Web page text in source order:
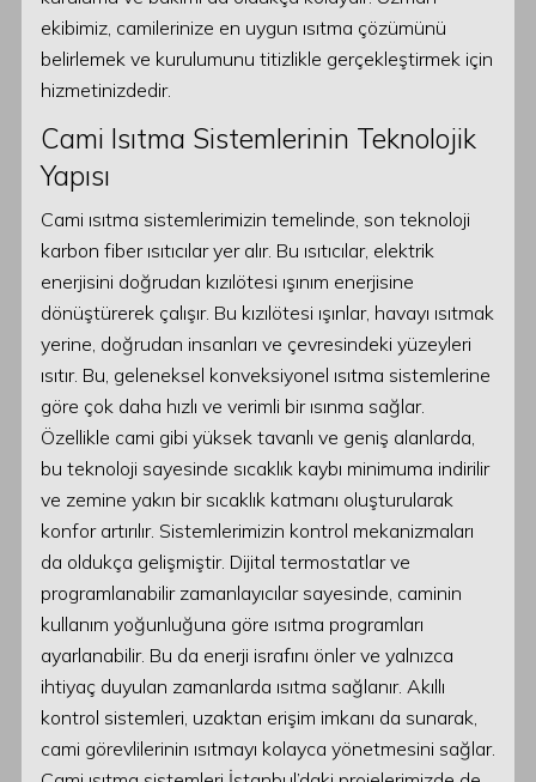
ekibimiz, camilerinize en uygun ısıtma çözümünü
belirlemek ve kurulumunu titizlikle gerçekleştirmek için
hizmetinizdedir.
Cami Isıtma Sistemlerinin Teknolojik
Yapısı
Cami ısıtma sistemlerimizin temelinde, son teknoloji
karbon fiber ısıtıcılar yer alır. Bu ısıtıcılar, elektrik
enerjisini doğrudan kızılötesi ışınım enerjisine
dönüştürerek çalışır. Bu kızılötesi ışınlar, havayı ısıtmak
yerine, doğrudan insanları ve çevresindeki yüzeyleri
ısıtır. Bu, geleneksel konveksiyonel ısıtma sistemlerine
göre çok daha hızlı ve verimli bir ısınma sağlar.
Özellikle cami gibi yüksek tavanlı ve geniş alanlarda,
bu teknoloji sayesinde sıcaklık kaybı minimuma indirilir
ve zemine yakın bir sıcaklık katmanı oluşturularak
konfor artırılır. Sistemlerimizin kontrol mekanizmaları
da oldukça gelişmiştir. Dijital termostatlar ve
programlanabilir zamanlayıcılar sayesinde, caminin
kullanım yoğunluğuna göre ısıtma programları
ayarlanabilir. Bu da enerji israfını önler ve yalnızca
ihtiyaç duyulan zamanlarda ısıtma sağlanır. Akıllı
kontrol sistemleri, uzaktan erişim imkanı da sunarak,
cami görevlilerinin ısıtmayı kolayca yönetmesini sağlar.